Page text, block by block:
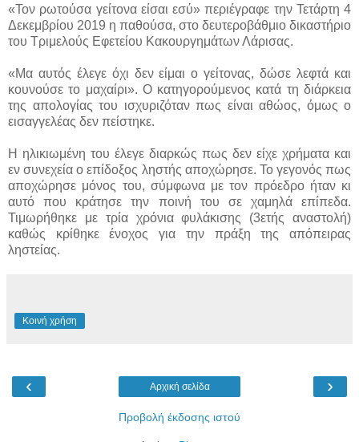
«Τον ρωτούσα γείτονα είσαι εσύ» περιέγραφε την Τετάρτη 4
Δεκεμβρίου 2019 η παθούσα, στο δευτεροβάθμιο δικαστήριο
του Τριμελούς Εφετείου Κακουργημάτων Λάρισας.
«Μα αυτός έλεγε όχι δεν είμαι ο γείτονας, δώσε λεφτά και
κουνούσε το μαχαίρι». Ο κατηγορούμενος κατά τη διάρκεια
της απολογίας του ισχυριζόταν πως είναι αθώος, όμως ο
εισαγγελέας δεν πείστηκε.
Η ηλικιωμένη του έλεγε διαρκώς πως δεν είχε χρήματα και
εν συνεχεία ο επίδοξος ληστής αποχώρησε. Το γεγονός πως
αποχώρησε μόνος του, σύμφωνα με τον πρόεδρο ήταν κι
αυτό που κράτησε την ποινή του σε χαμηλά επίπεδα.
Τιμωρήθηκε με τρία χρόνια φυλάκισης (3ετής αναστολή)
καθώς κρίθηκε ένοχος για την πράξη της απόπειρας
ληστείας.
Κοινή χρήση
‹ ›
Αρχική σελίδα
Προβολή έκδοσης ιστού